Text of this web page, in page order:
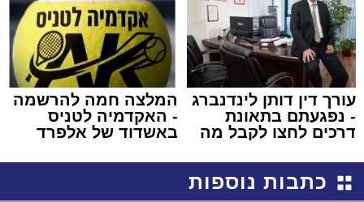
עורך דין דותן לינדנברג
- נפגעתם בתאונת
דרכים לחצו לקבל מה
המלצה חמה להרשמה
- האקדמיה לטניס
באשדוד של אלפרד
כתבות נוספות